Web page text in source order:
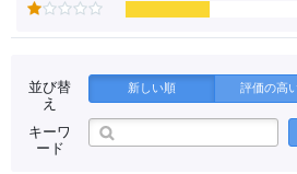
並び替
え
新しい順 評価の高
キーワ
ード